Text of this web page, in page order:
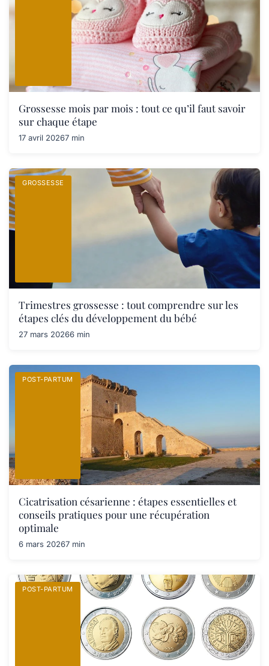
Grossesse mois par mois : tout ce qu’il faut savoir
sur chaque étape
17 avril 20267 min
GROSSESSE
Trimestres grossesse : tout comprendre sur les
étapes clés du développement du bébé
27 mars 20266 min
POST-PARTUM
Cicatrisation césarienne : étapes essentielles et
conseils pratiques pour une récupération
optimale
6 mars 20267 min
POST-PARTUM